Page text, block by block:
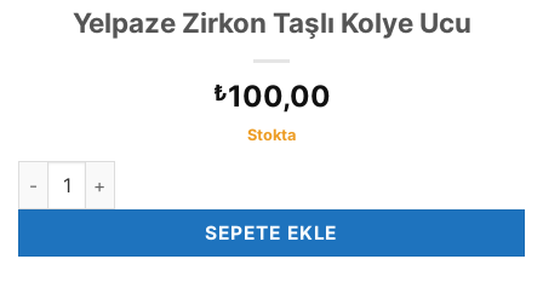
Yelpaze Zirkon Taşlı Kolye Ucu
₺100,00
Stokta
Yelpaze Zirkon Taşlı Kolye Ucu adet
SEPETE EKLE